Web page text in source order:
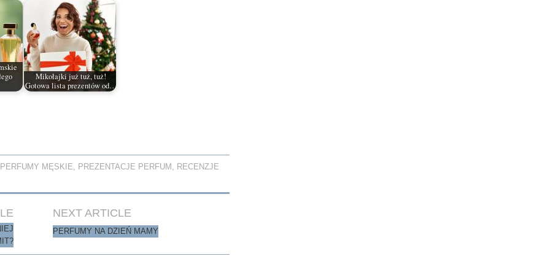
Mikołajki już tuż, tuż!
Gotowa lista prezentów od…
PERFUMY MĘSKIE, PREZENTACJE PERFUM , RECENZJE
NEXT ARTICLE
PERFUMY NA DZIEŃ MAMY